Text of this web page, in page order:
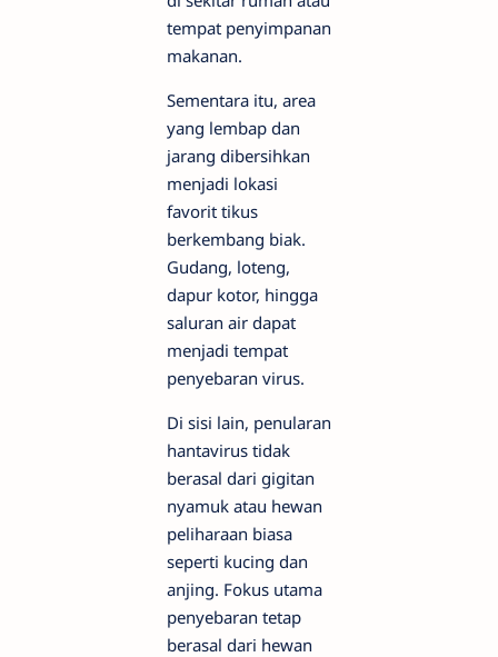
tempat penyimpanan
makanan.
Sementara itu, area
yang lembap dan
jarang dibersihkan
menjadi lokasi
favorit tikus
berkembang biak.
Gudang, loteng,
dapur kotor, hingga
saluran air dapat
menjadi tempat
penyebaran virus.
Di sisi lain, penularan
hantavirus tidak
berasal dari gigitan
nyamuk atau hewan
peliharaan biasa
seperti kucing dan
anjing. Fokus utama
penyebaran tetap
berasal dari hewan